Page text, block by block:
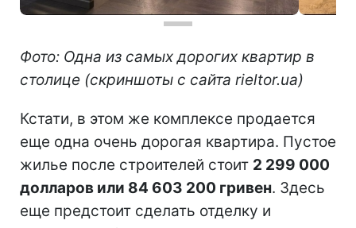
Фото: Одна из самых дорогих квартир в
столице (скриншоты с сайта rieltor.ua)
Кстати, в этом же комплексе продается
еще одна очень дорогая квартира. Пустое
жилье после строителей стоит 2 299 000
долларов или 84 603 200 гривен. Здесь
еще предстоит сделать отделку и